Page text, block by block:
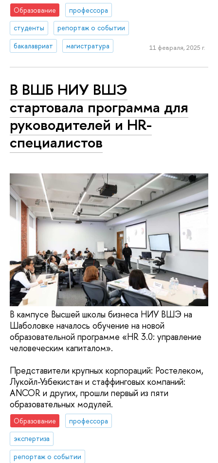
Образование
профессора
студенты
репортаж о событии
бакалавриат
магистратура 11 февраля, 2025 г.
В ВШБ НИУ ВШЭ
стартовала программа для
руководителей и HR-
специалистов
В кампусе Высшей школы бизнеса НИУ ВШЭ на
Шаболовке началось обучение на новой
образовательной программе «HR 3.0: управление
человеческим капиталом».
Представители крупных корпораций: Ростелеком,
Лукойл-Узбекистан и стаффинговых компаний:
ANCOR и других, прошли первый из пяти
образовательных модулей.
Образование
профессора
экспертиза
репортаж о событии